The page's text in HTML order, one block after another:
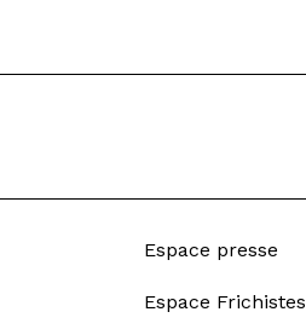
Espace presse
Espace Frichistes